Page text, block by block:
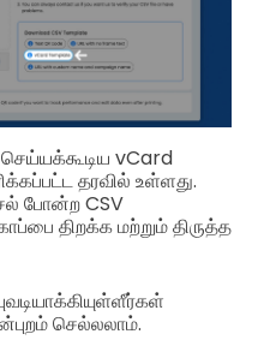
vCard
தரவில் உள்ளது.
போன்ற CSV
திறக்க மற்றும் திருத்த
செல்லலாம்.